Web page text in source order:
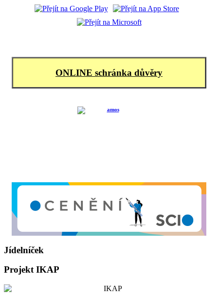
ONLINE schránka důvěry
Jídelníček
Projekt IKAP